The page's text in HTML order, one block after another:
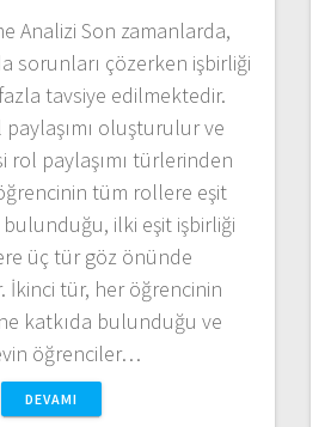
Analizi Son zamanlarda,
sorunları çözerken işbirliği
tavsiye edilmektedir.
oluşturulur ve
rol paylaşımı türlerinden
tüm rollere eşit
ilki eşit işbirliği
üç tür göz önünde
tür, her öğrencinin
katkıda bulunduğu ve
öğrenciler…
DEVAMI